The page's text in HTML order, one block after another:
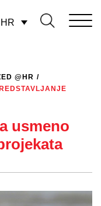
HR
@HR /
usmeno